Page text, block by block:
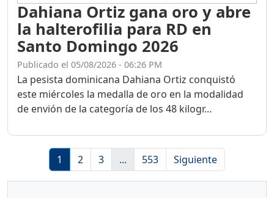
Dahiana Ortiz gana oro y abre
la halterofilia para RD en
Santo Domingo 2026
Publicado el 05/08/2026 - 06:26 PM
La pesista dominicana Dahiana Ortiz conquistó
este miércoles la medalla de oro en la modalidad
de envión de la categoría de los 48 kilogr...
1 2 3 ... 553 Siguiente